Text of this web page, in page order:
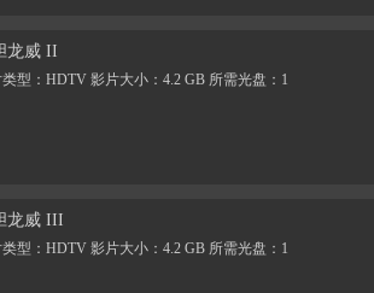
龙威 II
型：HDTV 影片大小：4.2 GB 所需光盘：1
龙威 III
型：HDTV 影片大小：4.2 GB 所需光盘：1